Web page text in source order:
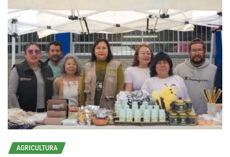
AGRICULTURA